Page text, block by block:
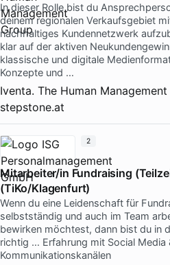
In dieser Rolle bist du
deinem regionalen Verkaufsgebiet
nachhaltiges Kundennetzwerk
klar auf der aktiven
klassische und digitale
Konzepte und …
Iventa. The Human
stepstone.at
Mitarbeiter/in Fundraising
(TiKo/Klagenfurt)
Wenn du eine Leidenschaft für
selbstständig und auch im Team
bewirken möchtest, dann bist du in
richtig … Erfahrung mit Social Media
Kommunikationskanälen
2